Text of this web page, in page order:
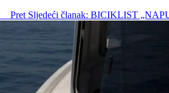
Pret Sljedeći članak: BICIKLIST